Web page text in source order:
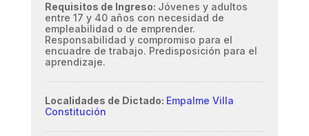
Requisitos de Ingreso: Jóvenes y adultos
entre 17 y 40 años con necesidad de
empleabilidad o de emprender.
Responsabilidad y compromiso para el
encuadre de trabajo. Predisposición para el
aprendizaje.
Localidades de Dictado: Empalme Villa
Constitución